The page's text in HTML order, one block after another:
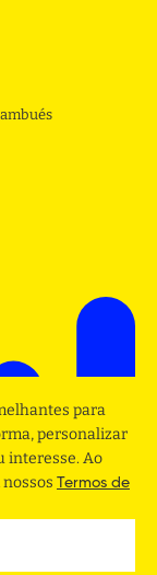
para
personalizar
interesse. Ao
Termos de